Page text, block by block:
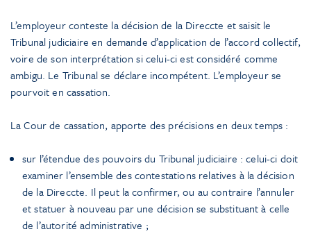
L’employeur conteste la décision de la Direccte et saisit le
Tribunal judiciaire en demande d’application de l’accord collectif,
voire de son interprétation si celui-ci est considéré comme
ambigu. Le Tribunal se déclare incompétent. L’employeur se
pourvoit en cassation.
La Cour de cassation, apporte des précisions en deux temps :
sur l’étendue des pouvoirs du Tribunal judiciaire : celui-ci doit
examiner l’ensemble des contestations relatives à la décision
de la Direccte. Il peut la confirmer, ou au contraire l’annuler
et statuer à nouveau par une décision se substituant à celle
de l’autorité administrative ;